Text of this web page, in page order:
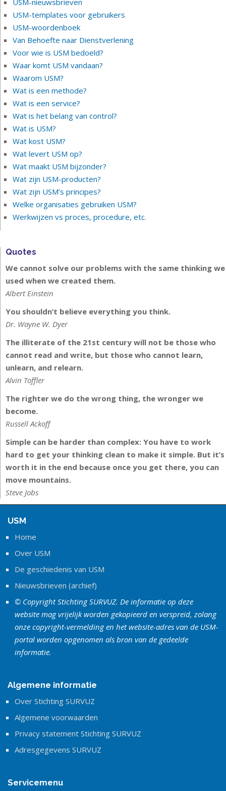
USM-nieuwsbrieven
USM-templates voor gebruikers
USM-woordenboek
Van Behoefte naar Dienstverlening
Voor wie is USM bedoeld?
Waar komt USM vandaan?
Waarom USM?
Wat is een methode?
Wat is een service?
Wat is het belang van control?
Wat is USM?
Wat kost USM?
Wat levert USM op?
Wat maakt USM bijzonder?
Wat zijn USM-producten?
Wat zijn USM’s principes?
Welke organisaties gebruiken USM?
Werkwijzen vs proces, procedure, etc.
Quotes
We cannot solve our problems with the same thinking we
used when we created them.
Albert Einstein
You shouldn’t believe everything you think.
Dr. Wayne W. Dyer
The illiterate of the 21st century will not be those who
cannot read and write, but those who cannot learn,
unlearn, and relearn.
Alvin Toffler
The righter we do the wrong thing, the wronger we
become.
Russell Ackoff
Simple can be harder than complex: You have to work
hard to get your thinking clean to make it simple. But it’s
worth it in the end because once you get there, you can
move mountains.
Steve Jobs
USM
Home
Over USM
De geschiedenis van USM
Nieuwsbrieven (archief)
© Copyright Stichting SURVUZ. De informatie op deze
website mag vrijelijk worden gekopieerd en verspreid, zolang
onze copyright-vermelding en het website-adres van de USM-
portal worden opgenomen als bron van de gedeelde
informatie.
Algemene informatie
Over Stichting SURVUZ
Algemene voorwaarden
Privacy statement Stichting SURVUZ
Adresgegevens SURVUZ
Servicemenu